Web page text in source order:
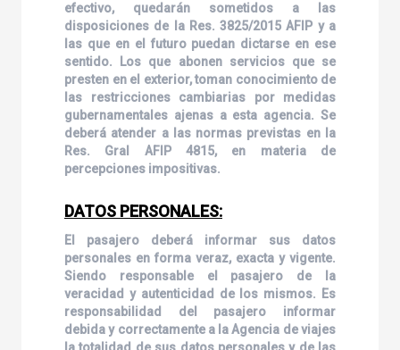
efectivo, quedarán sometidos a las
disposiciones de la Res. 3825/2015 AFIP y a
las que en el futuro puedan dictarse en ese
sentido. Los que abonen servicios que se
presten en el exterior, toman conocimiento de
las restricciones cambiarias por medidas
gubernamentales ajenas a esta agencia. Se
deberá atender a las normas previstas en la
Res. Gral AFIP 4815, en materia de
percepciones impositivas.
DATOS PERSONALES:
El pasajero deberá informar sus datos
personales en forma veraz, exacta y vigente.
Siendo responsable el pasajero de la
veracidad y autenticidad de los mismos. Es
responsabilidad del pasajero informar
debida y correctamente a la Agencia de viajes